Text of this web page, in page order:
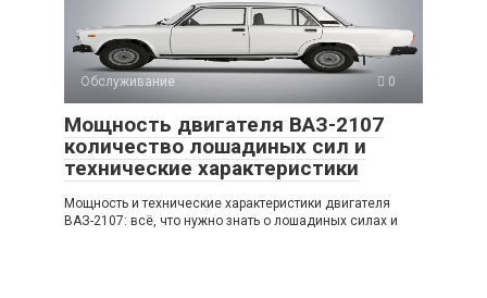
Обслуживание 0
Мощность двигателя ВАЗ-2107
количество лошадиных сил и
технические характеристики
Мощность и технические характеристики двигателя
ВАЗ-2107: всё, что нужно знать о лошадиных силах и